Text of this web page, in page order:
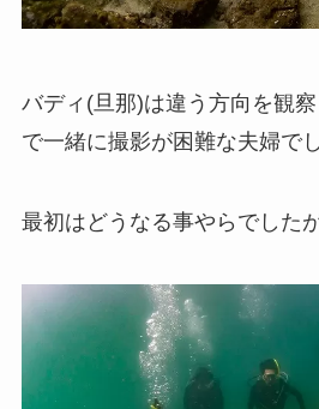
バディ(旦那)は違う方向を観
で一緒に撮影が困難な夫婦で
最初はどうなる事やらでした